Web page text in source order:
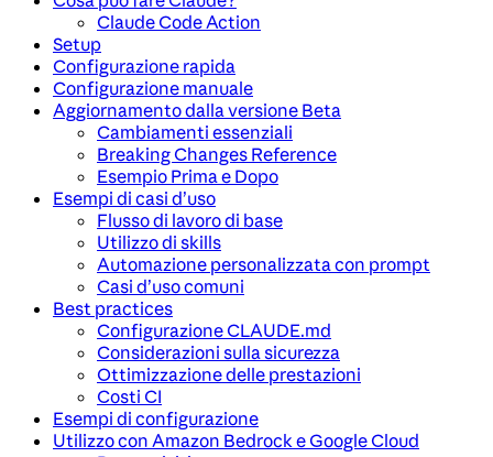
Claude Code Action
Setup
Configurazione rapida
Configurazione manuale
Aggiornamento dalla versione Beta
Cambiamenti essenziali
Breaking Changes Reference
Esempio Prima e Dopo
Esempi di casi d’uso
Flusso di lavoro di base
Utilizzo di skills
Automazione personalizzata con prompt
Casi d’uso comuni
Best practices
Configurazione CLAUDE.md
Considerazioni sulla sicurezza
Ottimizzazione delle prestazioni
Costi CI
Esempi di configurazione
Utilizzo con Amazon Bedrock e Google Cloud